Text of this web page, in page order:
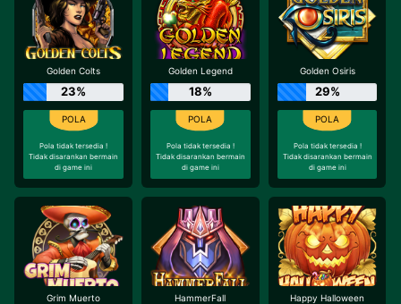
Golden Colts
23%
Pola tidak tersedia !
Tidak disarankan bermain
di game ini
Golden Legend
18%
Pola tidak tersedia !
Tidak disarankan bermain
di game ini
Golden Osiris
29%
Pola tidak tersedia !
Tidak disarankan bermain
di game ini
Grim Muerto HammerFall Happy Halloween